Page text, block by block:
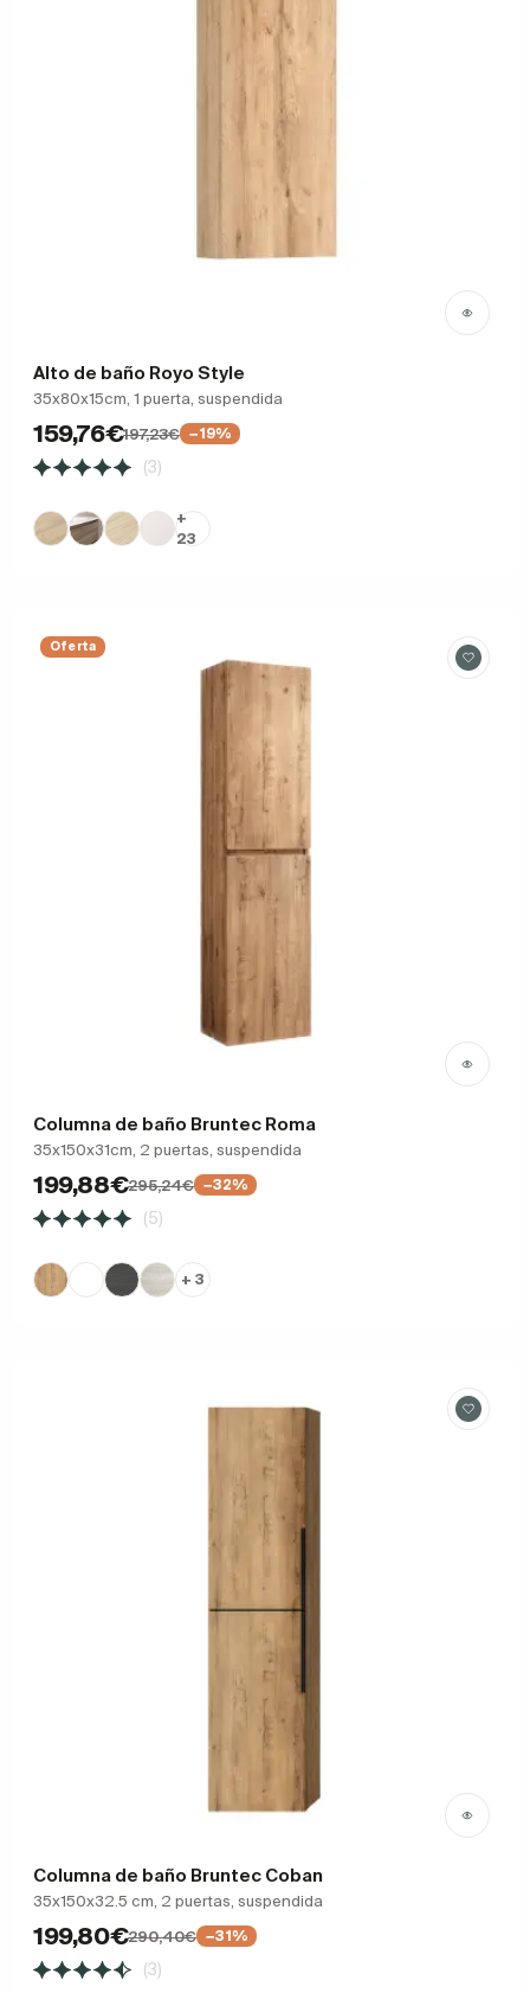
Alto de baño Royo Style
35x80x15cm, 1 puerta, suspendida
159,76€197,23€ −19%
(3)
+
23
Oferta
Columna de baño Bruntec Roma
35x150x31cm, 2 puertas, suspendida
199,88€295,24€ −32%
(5)
+ 3
Columna de baño Bruntec Coban
35x150x32.5 cm, 2 puertas, suspendida
199,80€290,40€ −31%
(3)